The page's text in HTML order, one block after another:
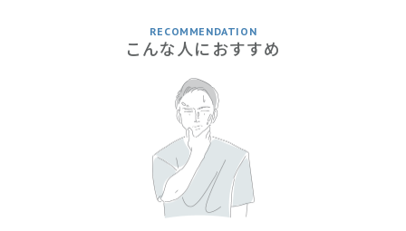
RECOMMENDATION
こんな人におすすめ